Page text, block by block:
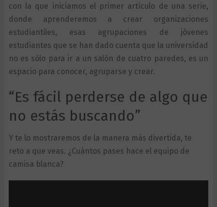
con la que iniciamos el primer artículo de una serie,
donde aprenderemos a crear organizaciones
estudiantiles, esas agrupaciones de jóvenes
estudiantes que se han dado cuenta que la universidad
no es sólo para ir a un salón de cuatro paredes, es un
espacio para conocer, agruparse y crear.
“Es fácil perderse de algo que
no estás buscando”
Y te lo mostraremos de la manera más divertida, te
reto a que veas. ¿Cuántos pases hace el equipo de
camisa blanca?